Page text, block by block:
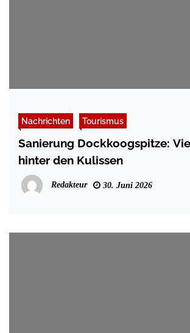
Nachrichten Tourismus
Sanierung Dockkoogspitze:
hinter den Kulissen
Redakteur 30. Juni 2026